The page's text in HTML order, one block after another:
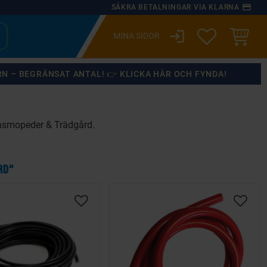
SÄKRA BETALNINGAR VIA KLARNA payment
login ÖNSKELISTA
– BEGRÄNSAT ANTAL! 👉 KLICKA HÄR OCH FYNDA!
& Trädgård.